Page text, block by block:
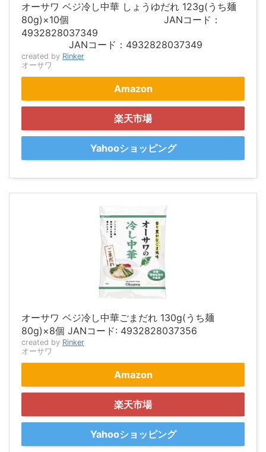
オーサワ ベジ冷し中華 しょうゆだれ 123g(うち麺
80g)×10個 JANコード：
4932828037349
JANコード：4932828037349
created by Rinker
オーサワ
Amazon
楽天市場
Yahooショッピング
オーサワ ベジ冷し中華ごまだれ 130g(うち麺
80g)×8個 JANコード: 4932828037356
created by Rinker
オーサワ
Amazon
楽天市場
Yahooショッピング